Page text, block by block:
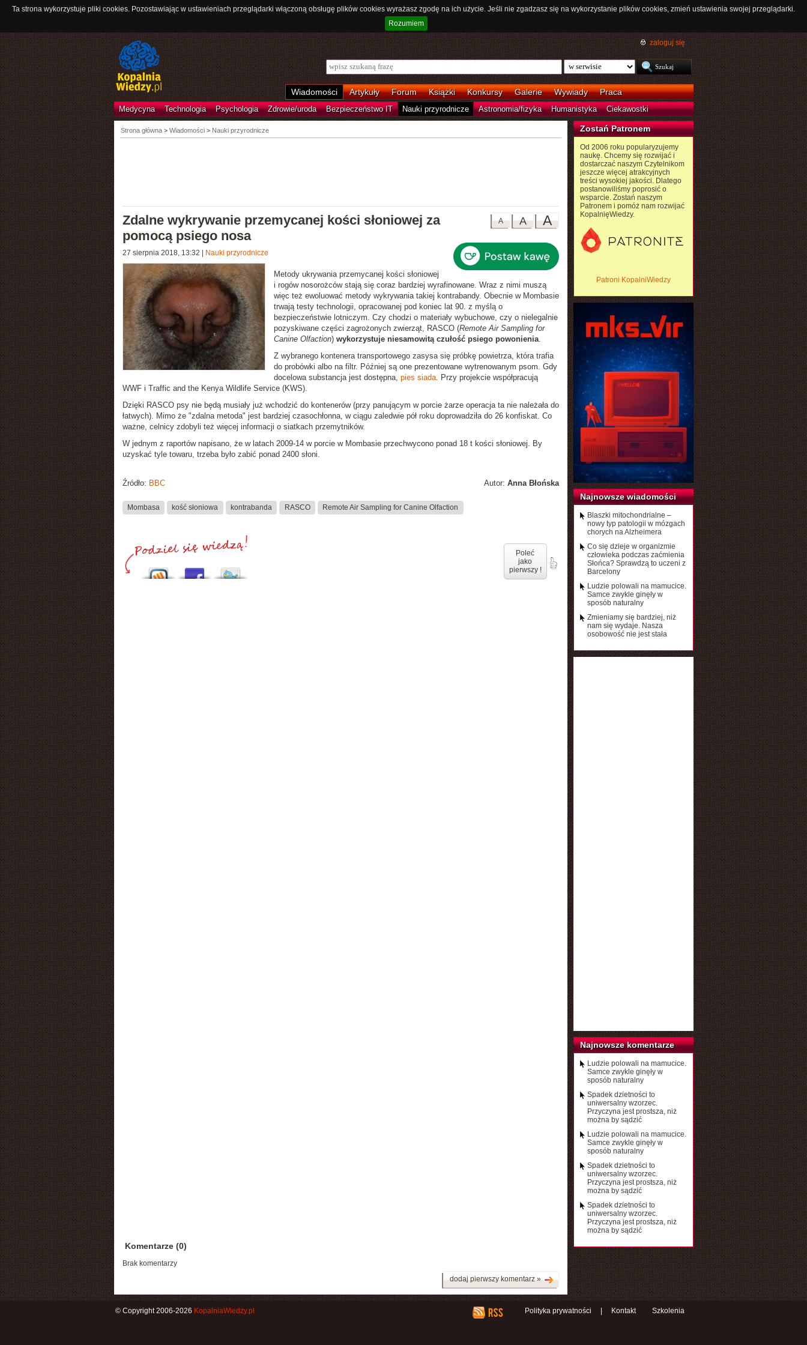
Ta strona wykorzystuje pliki cookies. Pozostawiając w ustawieniach przeglądarki włączoną obsługę plików cookies wyrażasz zgodę na ich użycie. Jeśli nie zgadzasz się na wykorzystanie plików cookies, zmień ustawienia swojej przeglądarki.
Rozumiem
zaloguj się
Wiadomości Artykuły Forum Książki Konkursy Galerie Wywiady Praca
Medycyna Technologia Psychologia Zdrowie/uroda Bezpieczeństwo IT Nauki przyrodnicze Astronomia/fizyka Humanistyka Ciekawostki
Strona główna> Wiadomości > Nauki przyrodnicze
A
A
A
Zdalne wykrywanie przemycanej kości słoniowej za
pomocą psiego nosa
27 sierpnia 2018, 13:32 Nauki przyrodnicze
Metody ukrywania przemycanej kości słoniowej
i rogów nosorożców stają się coraz bardziej wyrafinowane. Wraz z nimi muszą
więc też ewoluować metody wykrywania takiej kontrabandy. Obecnie w Mombasie
trwają testy technologii, opracowanej pod koniec lat 90. z myślą o
bezpieczeństwie lotniczym. Czy chodzi o materiały wybuchowe, czy o nielegalnie
pozyskiwane części zagrożonych zwierząt, RASCO (Remote Air Sampling for
Canine Olfaction) wykorzystuje niesamowitą czułość psiego powonienia.
Z wybranego kontenera transportowego zasysa się próbkę powietrza, która trafia
do probówki albo na filtr. Później są one prezentowane wytrenowanym psom. Gdy
docelowa substancja jest dostępna, pies siada. Przy projekcie współpracują
WWF i Traffic and the Kenya Wildlife Service (KWS).
Dzięki RASCO psy nie będą musiały już wchodzić do kontenerów (przy panującym w porcie żarze operacja ta nie należała do
łatwych). Mimo że "zdalna metoda" jest bardziej czasochłonna, w ciągu zaledwie pół roku doprowadziła do 26 konfiskat. Co
ważne, celnicy zdobyli też więcej informacji o siatkach przemytników.
W jednym z raportów napisano, że w latach 2009-14 w porcie w Mombasie przechwycono ponad 18 t kości słoniowej. By
uzyskać tyle towaru, trzeba było zabić ponad 2400 słoni.
Autor: Anna Błońska
Źródło: BBC
Mombasa kość słoniowa kontrabanda RASCO Remote Air Sampling for Canine Olfaction
Poleć
jako
pierwszy !
Komentarze (0)
Brak komentarzy
dodaj pierwszy komentarz »
Zostań Patronem
Od 2006 roku popularyzujemy
naukę. Chcemy się rozwijać i
dostarczać naszym Czytelnikom
jeszcze więcej atrakcyjnych
treści wysokiej jakości. Dlatego
postanowiliśmy poprosić o
wsparcie. Zostań naszym
Patronem i pomóż nam rozwijać
KopalnięWiedzy.
Patroni KopalniWiedzy
Najnowsze wiadomości
Blaszki mitochondrialne –
nowy typ patologii w mózgach
chorych na Alzheimera
Co się dzieje w organizmie
człowieka podczas zaćmienia
Słońca? Sprawdzą to uczeni z
Barcelony
Ludzie polowali na mamucice.
Samce zwykle ginęły w
sposób naturalny
Zmieniamy się bardziej, niż
nam się wydaje. Nasza
osobowość nie jest stała
Najnowsze komentarze
Ludzie polowali na mamucice.
Samce zwykle ginęły w
sposób naturalny
Spadek dzietności to
uniwersalny wzorzec.
Przyczyna jest prostsza, niż
można by sądzić
Ludzie polowali na mamucice.
Samce zwykle ginęły w
sposób naturalny
Spadek dzietności to
uniwersalny wzorzec.
Przyczyna jest prostsza, niż
można by sądzić
Spadek dzietności to
uniwersalny wzorzec.
Przyczyna jest prostsza, niż
można by sądzić
Polityka prywatności Kontakt Szkolenia
© Copyright 2006-2026 KopalniaWiedzy.pl